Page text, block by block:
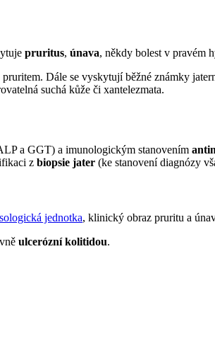
pruritus, únava, někdy bolest v pravém
Dále se vyskytují běžné známky
suchá kůže či xantelezmata.
a GGT) a imunologickým stanovením
z biopsie jater (ke stanovení diagnózy
jednotka, klinický obraz pruritu a
ulcerózní kolitidou.